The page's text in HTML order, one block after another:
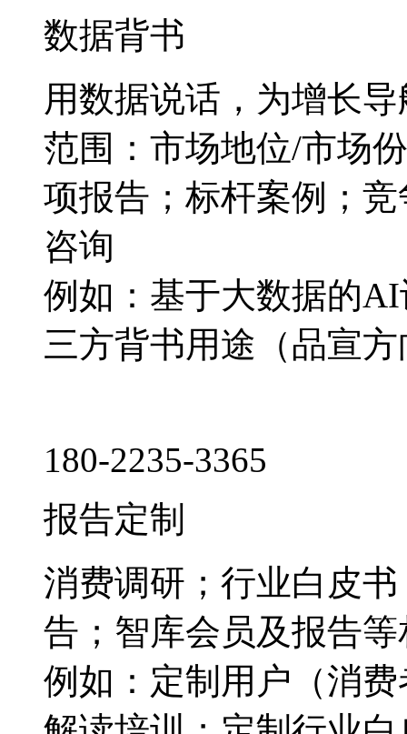
数据背书
用数据说话，为增长导
范围：市场地位/市场
项报告；标杆案例；
咨询
例如：基于大数据的
三方背书用途（品宣
180-2235-3365
报告定制
消费调研；行业白皮
告；智库会员及报告
例如：定制用户（消